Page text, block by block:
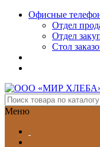
Офисные
Отдел
Отдел
Стол
Меню